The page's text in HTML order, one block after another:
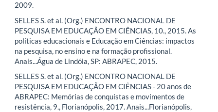
2009.
SELLES S. et al. (Org.) ENCONTRO NACIONAL DE
PESQUISA EM EDUCAÇÃO EM CIÊNCIAS, 10., 2015. As
políticas educacionais e Educação em Ciências: impactos
na pesquisa, no ensino e na formação profissional.
Anais...Água de Lindóia, SP: ABRAPEC, 2015.
SELLES S. et al. (Org.) ENCONTRO NACIONAL DE
PESQUISA EM EDUCAÇÃO EM CIÊNCIAS - 20 anos de
ABRAPEC: Memórias de conquistas e movimentos de
resistência, 9., Florianópolis, 2017. Anais...Florianópolis,